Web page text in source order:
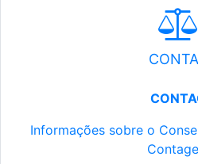
Informações sobre o